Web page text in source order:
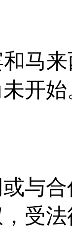
马来
开始
与
受